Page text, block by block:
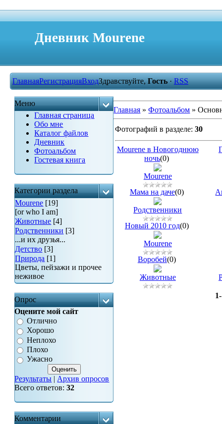
Дневник Mourene
ГлавнаяРегистрацияВходЗдравствуйте,Гость·RSS
Меню
Главная страница
Обо мне
Каталог файлов
Дневник
Фотоальбом
Гостевая книга
Категории раздела
Mourene [19]
[or who I am]
Животные [4]
Родственники [3]
...и их друзья...
Детство [3]
Природа [1]
Цветы, пейзажи и прочее
неживое
Опрос
Оцените мой сайт
Отлично
Хорошо
Неплохо
Плохо
Ужасно
Результаты | Архив опросов
Всего ответов:32
Комментарии
Главная »Фотоальбом »
Фотографий в разделе:30
Mourene в Новогоднюю
ночь(0)
Mourene
Мама на даче(0)
Родственники
Новый 2010 год(0)
Mourene
Воробей(0)
Животные